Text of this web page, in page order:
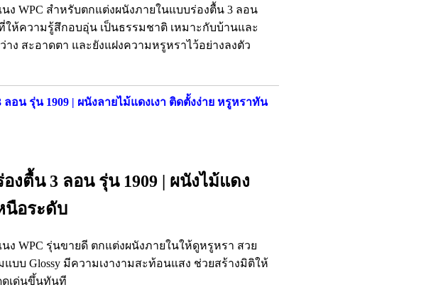
ง WPC สำหรับตกแต่งผนังภายในแบบร่องตื้น 3 ลอน
ให้ความรู้สึกอบอุ่น เป็นธรรมชาติ เหมาะกับบ้านและ
ง สะอาดตา และยังแฝงความหรูหราไว้อย่างลงตัว
อน รุ่น 1909 | ผนังลายไม้แดงเงา ติดตั้งง่าย หรูหราทัน
งตื้น 3 ลอน รุ่น 1909 | ผนังไม้แดง
นือระดับ
ง WPC รุ่นขายดี ตกแต่งผนังภายในให้ดูหรูหรา สวย
บบ Glossy มีความเงางามสะท้อนแสง ช่วยสร้างมิติให้
เด่นขึ้นทันที